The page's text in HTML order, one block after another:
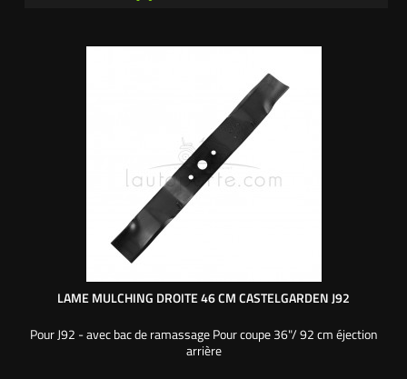
LAME MULCHING DROITE 46 CM CASTELGARDEN J92
Pour J92 - avec bac de ramassage Pour coupe 36"/ 92 cm éjection
arrière